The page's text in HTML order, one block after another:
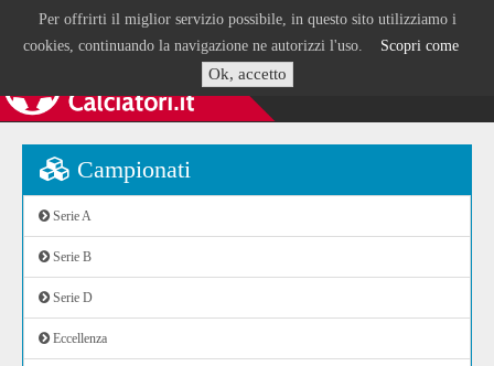
Per offrirti il miglior servizio possibile, in questo sito utilizziamo i
cookies, continuando la navigazione ne autorizzi l'uso. Scopri come
Ok, accetto
Campionati
Serie A
Serie B
Serie D
Eccellenza